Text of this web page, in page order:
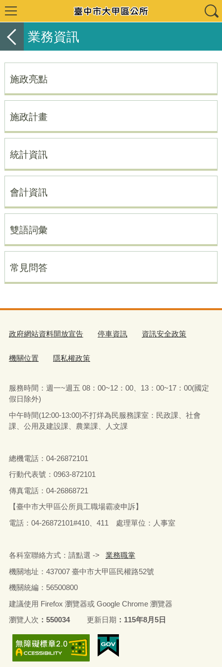
業務資訊
施政亮點
施政計畫
統計資訊
會計資訊
雙語詞彙
常見問答
政府網站資料開放宣告 停車資訊 資訊安全政策
機關位置 隱私權政策
服務時間：週一~週五 08：00~12：00、13：00~17：00(國定
假日除外)
中午時間(12:00-13:00)不打烊為民服務課室：民政課、社會
課、公用及建設課、農業課、人文課
總機電話：04-26872101
行動代表號：0963-872101
傳真電話：04-26868721
【臺中市大甲區公所員工職場霸凌申訴】
電話：04-26872101#410、411 處理單位：人事室
各科室聯絡方式：請點選 ->
業務職掌
機關地址：437007 臺中市大甲區民權路52號
機關統編：56500800
建議使用 Firefox 瀏覽器或 Google Chrome 瀏覽器
瀏覽人次
550034 更新日期 115年8月5日